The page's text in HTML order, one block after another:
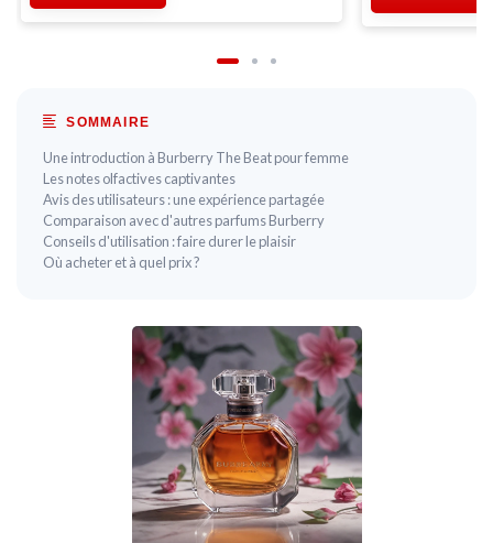
SOMMAIRE
Une introduction à Burberry The Beat pour femme
Les notes olfactives captivantes
Avis des utilisateurs : une expérience partagée
Comparaison avec d'autres parfums Burberry
Conseils d'utilisation : faire durer le plaisir
Où acheter et à quel prix ?